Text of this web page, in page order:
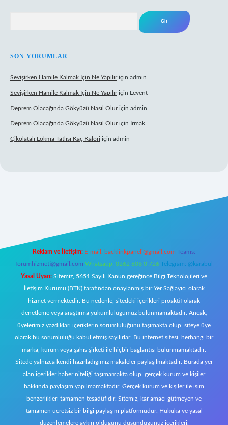
SON YORUMLAR
Sevişirken Hamile Kalmak Için Ne Yapılıriçin admin
Sevişirken Hamile Kalmak Için Ne Yapılıriçin Levent
Deprem Olacağında Gökyüzü Nasıl Oluriçin admin
Deprem Olacağında Gökyüzü Nasıl Oluriçin Irmak
Çikolatalı Lokma Tatlısı Kaç Kalori için admin
Reklam ve İletişim: E-mail: backlinkpaneli@gmail.com Teams:
forumhizmeti@gmail.com Whatsapp: 0262 606 0 726 Telegram: @karabul
Yasal Uyarı: Sitemiz, 5651 Sayılı Kanun gereğince Bilgi Teknolojileri ve
İletişim Kurumu (BTK) tarafından onaylanmış bir Yer Sağlayıcı olarak
hizmet vermektedir. Bu nedenle, sitedeki içerikleri proaktif olarak
denetleme veya araştırma yükümlülüğümüz bulunmamaktadır. Ancak,
üyelerimiz yazdıkları içeriklerin sorumluluğunu taşımakta olup, siteye üye
olarak bu sorumluluğu kabul etmiş sayılırlar. Bu internet sitesi, herhangi bir
marka, kurum veya şahıs şirketi ile hiçbir bağlantısı bulunmamaktadır.
Sitede yalnızca kendi hazırladığımız makaleler paylaşılmaktadır. Burada yer
alan içerikler haber niteliği taşımamakta olup, gerçek kurum ve kişiler
hakkında paylaşım yapılmamaktadır. Gerçek kurum ve kişiler ile isim
benzerlikleri tamamen tesadüfidir. Sitemiz, kar amacı gütmeyen ve
tamamen ücretsiz bir bilgi paylaşım platformudur. Hukuka ve yasal
düzenlemelere aykırı olduğunu düşündüğünüz içerikleri,